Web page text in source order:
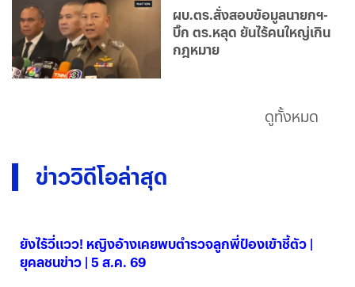
ผบ.ตร.สั่งสอบข้อมูลนายกฯ-
บิ๊ก ตร.หลุด ยันไร้คนใหญ่เกิน
กฎหมาย
ดูทั้งหมด
ข่าววิดีโอล่าสุด
ยังไร้วี่แวว! หญิงอ้างเคยพบตำรวจลูกพี่ป๋องเข้าชี้ตัว |
ยุคลชนข่าว | 5 ส.ค. 69